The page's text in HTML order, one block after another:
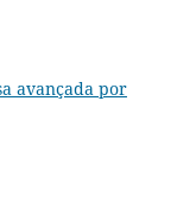
avançada por